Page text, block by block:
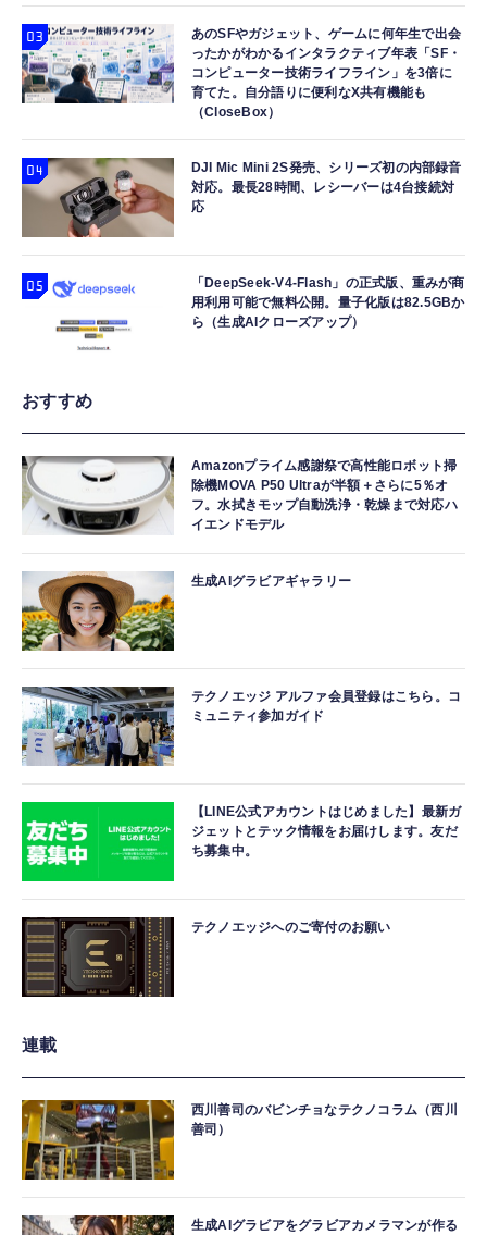
あのSFやガジェット、ゲームに何年生で出会
ったかがわかるインタラクティブ年表「SF・
コンピューター技術ライフライン」を3倍に
育てた。自分語りに便利なX共有機能も
（CloseBox）
DJI Mic Mini 2S発売、シリーズ初の内部録音
対応。最長28時間、レシーバーは4台接続対
応
「DeepSeek-V4-Flash」の正式版、重みが商
用利用可能で無料公開。量子化版は82.5GBか
ら（生成AIクローズアップ）
おすすめ
Amazonプライム感謝祭で高性能ロボット掃
除機MOVA P50 Ultraが半額＋さらに5％オ
フ。水拭きモップ自動洗浄・乾燥まで対応ハ
イエンドモデル
生成AIグラビアギャラリー
テクノエッジ アルファ会員登録はこちら。コ
ミュニティ参加ガイド
【LINE公式アカウントはじめました】最新ガ
ジェットとテック情報をお届けします。友だ
ち募集中。
テクノエッジへのご寄付のお願い
連載
西川善司のバビンチョなテクノコラム（西川
善司）
生成AIグラビアをグラビアカメラマンが作る